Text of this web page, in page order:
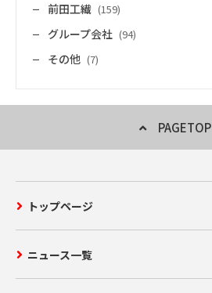
前田工繊 (159)
グループ会社 (94)
その他 (7)
PAGETOP
トップページ
ニュース一覧